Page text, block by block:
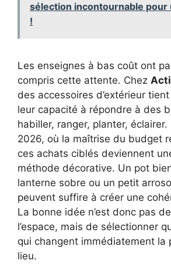
sélection incontournable pour
!
Les enseignes à bas coût ont
compris cette attente. Chez
des accessoires d’extérieur
leur capacité à répondre à des
habiller, ranger, planter, éclairer.
2026, où la maîtrise du budget
ces achats ciblés deviennent
méthode décorative. Un pot
lanterne sobre ou un petit
peuvent suffire à créer une
La bonne idée n’est donc pas
l’espace, mais de sélectionner
qui changent immédiatement la
lieu.